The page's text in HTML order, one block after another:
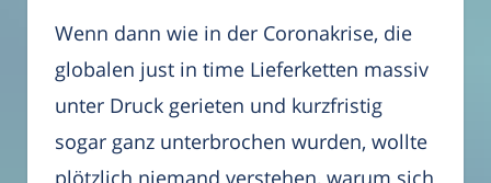
Wenn dann wie in der Coronakrise, die
globalen just in time Lieferketten massiv
unter Druck gerieten und kurzfristig
sogar ganz unterbrochen wurden, wollte
plötzlich niemand verstehen, warum sich